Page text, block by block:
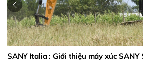
SANY Italia : Giới thiệu máy xúc SANY